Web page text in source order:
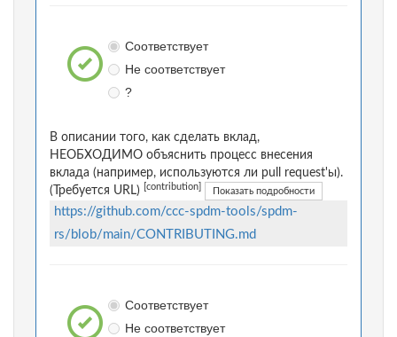
Соответствует
Не соответствует
?
В описании того, как сделать вклад,
НЕОБХОДИМО объяснить процесс внесения
вклада (например, используются ли pull request'ы).
(Требуется URL)
[contribution] Показать подробности
https://github.com/ccc-spdm-tools/spdm-
rs/blob/main/CONTRIBUTING.md
Соответствует
Не соответствует